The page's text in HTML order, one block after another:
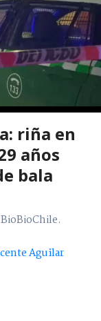
riña en
años
bala
Aguilar